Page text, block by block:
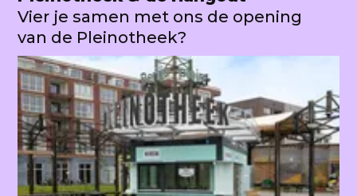
Vier je samen met ons de opening
van de Pleinotheek?